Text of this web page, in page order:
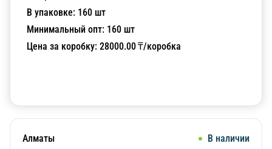
В упаковке: 160 шт
Минимальный опт: 160 шт
Цена за коробку: 28000.00₸/коробка
Алматы В наличии